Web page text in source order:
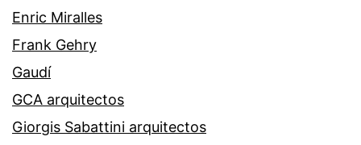
Enric Miralles
Frank Gehry
Gaudí
GCA arquitectos
Giorgis Sabattini arquitectos